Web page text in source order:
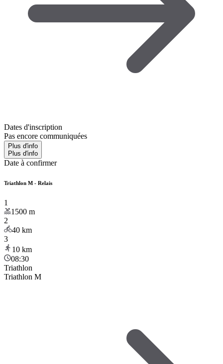
Dates d'inscription
Pas encore communiquées
Plus d'info
Plus d'info
Date à confirmer
Triathlon M - Relais
1
1500 m
2
40 km
3
10 km
08:30
Triathlon
Triathlon M